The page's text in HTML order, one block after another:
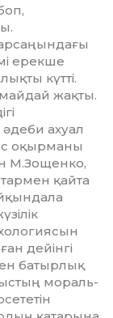
ерекше
күтті.
жақты.
әдеби ахуал
оқырманы
М.Зощенко,
қайта
дейінгі
батырлық
мораль­